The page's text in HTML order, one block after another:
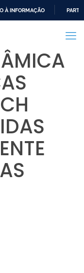
À INFORMAÇÃO